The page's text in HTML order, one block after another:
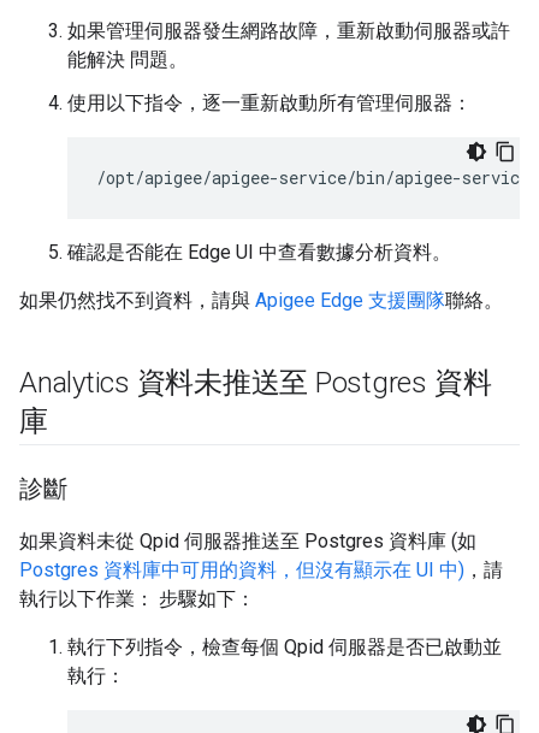
如果管理伺服器發生網路故障，重新啟動伺服器或許
能解決 問題。
使用以下指令，逐一重新啟動所有管理伺服器：
/opt/apigee/apigee-service/bin/apigee-service
確認是否能在 Edge UI 中查看數據分析資料。
如果仍然找不到資料，請與 Apigee Edge 支援團隊聯絡。
Analytics 資料未推送至 Postgres 資料
庫
診斷
如果資料未從 Qpid 伺服器推送至 Postgres 資料庫 (如
Postgres 資料庫中可用的資料，但沒有顯示在 UI 中) ，請
執行以下作業： 步驟如下：
執行下列指令，檢查每個 Qpid 伺服器是否已啟動並
執行：